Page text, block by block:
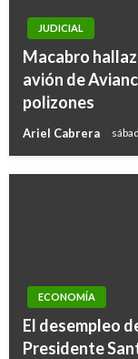
JUDICIAL
Macabro
avión de
polizones
Ariel Cabrera
ECONOMÍA
El desempleo
Presidente
JEP confirma